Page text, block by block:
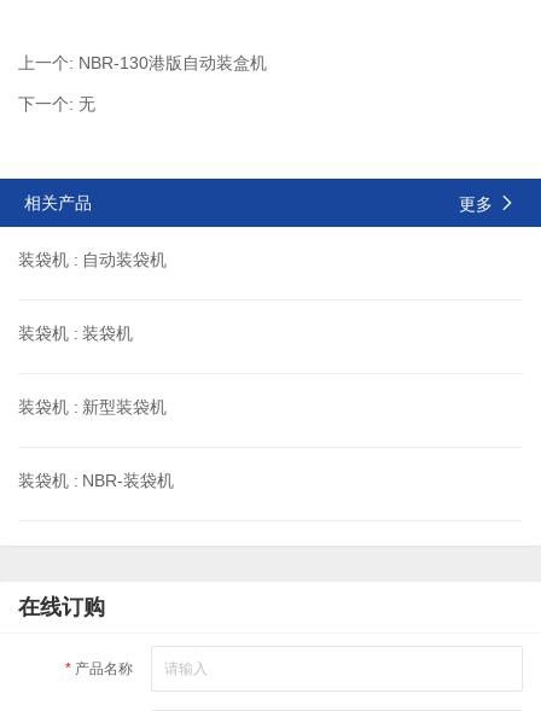
上一个: NBR-130港版自动装盒机
下一个: 无
相关产品 更多
装袋机 : 自动装袋机
装袋机 : 装袋机
装袋机 : 新型装袋机
装袋机 : NBR-装袋机
在线订购
* 产品名称